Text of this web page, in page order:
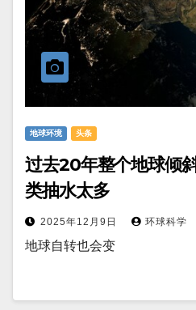
地球环境 头条
过去20年整个地球倾
类抽水太多
2025年12月9日 环球科学
地球自转也会变